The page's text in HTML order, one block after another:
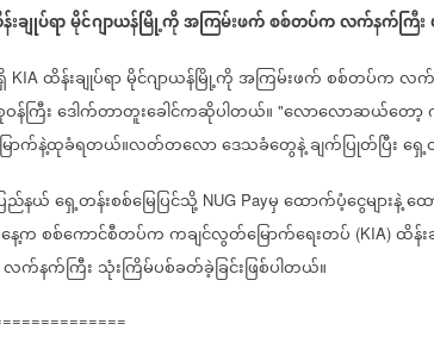
းချုပ်ရာမိုင်ဂျာယန်မြို့ကိုအကြမ်းဖက်စစ်တပ်ကလက်နက်ကြီး
KIA ထိန်းချုပ်ရာမိုင်ဂျာယန်မြို့ကိုအကြမ်းဖက်စစ်တပ်ကလက်
န်ကြီးဒေါက်တာတူးခေါင်ကဆိုပါတယ်။ "လောလောဆယ်တော့
ောက်နဲ့ထုခံရတယ်။လတ်တလောဒေသခံတွေနဲ့ချက်ပြုတ်ပြီးရှေ့
ည်နယ်ရှေ့တန်းစစ်မြေပြင်သို့ NUG Payမှထောက်ပံ့ငွေများနဲ့ထ
ေ့ကစစ်ကောင်စီတပ်ကကချင်လွတ်မြောက်ရေးတပ် (KIA) ထိန်း
လက်နက်ကြီး သုံးကြိမ်ပစ်ခတ်ခဲ့ခြင်းဖြစ်ပါတယ်။